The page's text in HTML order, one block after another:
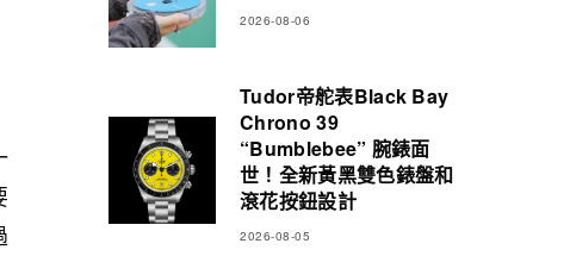
2026-08-06
Tudor帝舵表Black Bay
Chrono 39
“Bumblebee” 腕錶面
世！全新黃黑雙色錶盤和
滾花按鈕設計
2026-08-05